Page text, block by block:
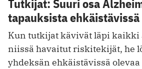
Tutkijat: Suuri osa
tapauksista
Kun tutkijat kävivät läpi kaikki
niissä havaitut riskitekijät, he
yhdeksän ehkäistävissä